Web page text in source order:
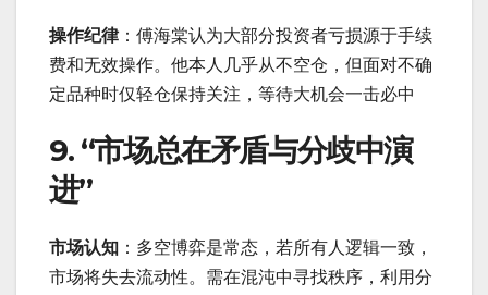
操作纪律：傅海棠认为大部分投资者亏损源于手续
费和无效操作。他本人几乎从不空仓，但面对不确
定品种时仅轻仓保持关注，等待大机会一击必中
9. “市场总在矛盾与分歧中演
进”
市场认知 ：多空博弈是常态，若所有人逻辑一致，
市场将失去流动性。需在混沌中寻找秩序，利用分